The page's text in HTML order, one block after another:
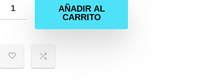
AÑADIR AL
CARRITO